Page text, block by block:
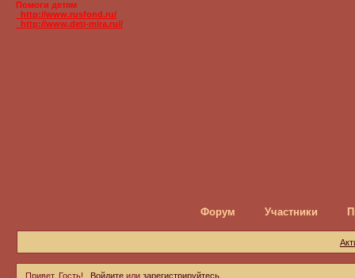
Помоги детям
_http://www.rusfond.ru/
_http://www.deti-mira.ru//
Форум Участники
Привет, Гость! Войдитеили зарегистрируйтесь.